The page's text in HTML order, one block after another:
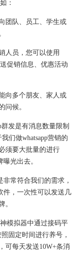
：
队、员工、学生或
员，您可以使用
促销信息、优惠活动
多个朋友、家人或
问候。
发是有消息数量限制
们做whatsapp营销的
须要大批量的进行
光出去。
非常符合我们的需求，
件，一次性可以发送几
。
模拟器中通过接码平
固定时间进行养号，
可每天发送10W+条消